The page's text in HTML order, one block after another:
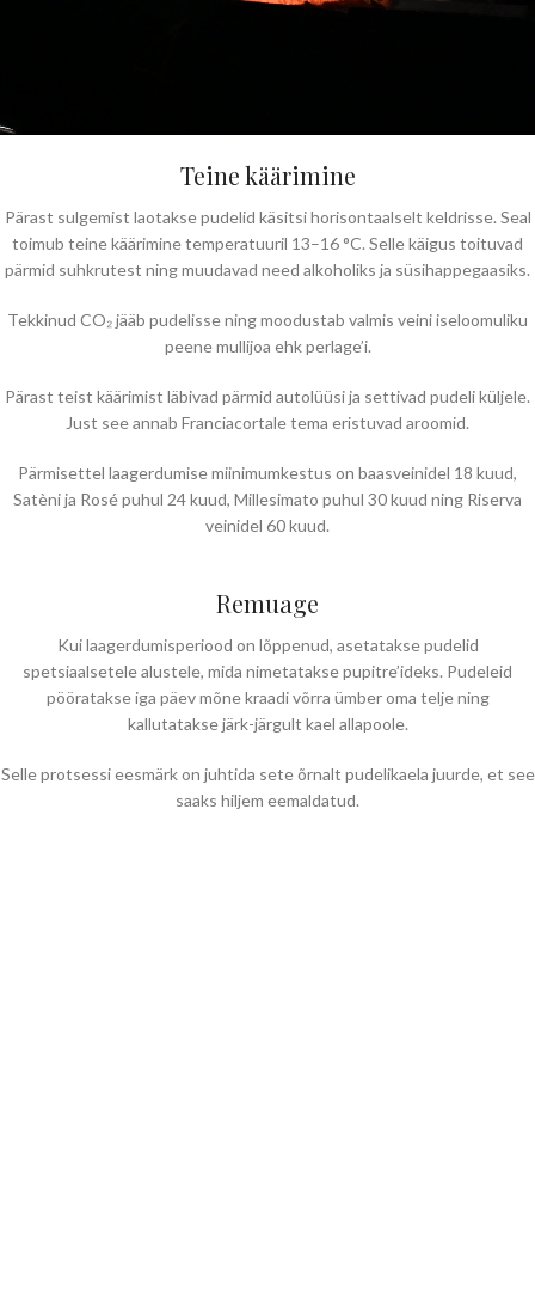
Teine käärimine
Pärast sulgemist laotakse pudelid käsitsi horisontaalselt keldrisse. Seal
toimub teine käärimine temperatuuril 13–16 °C. Selle käigus toituvad
pärmid suhkrutest ning muudavad need alkoholiks ja süsihappegaasiks.
Tekkinud CO₂ jääb pudelisse ning moodustab valmis veini iseloomuliku
peene mullijoa ehk perlage’i.
Pärast teist käärimist läbivad pärmid autolüüsi ja settivad pudeli küljele.
Just see annab Franciacortale tema eristuvad aroomid.
Pärmisettel laagerdumise miinimumkestus on baasveinidel 18 kuud,
Satèni ja Rosé puhul 24 kuud, Millesimato puhul 30 kuud ning Riserva
veinidel 60 kuud.
Remuage
Kui laagerdumisperiood on lõppenud, asetatakse pudelid
spetsiaalsetele alustele, mida nimetatakse pupitre’ideks. Pudeleid
pööratakse iga päev mõne kraadi võrra ümber oma telje ning
kallutatakse järk-järgult kael allapoole.
Selle protsessi eesmärk on juhtida sete õrnalt pudelikaela juurde, et see
saaks hiljem eemaldatud.